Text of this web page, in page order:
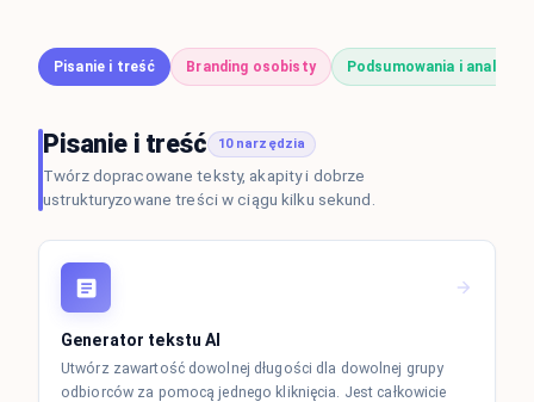
Pisanie i treść Branding osobisty Podsumowania i analizy
Pisanie i treść 10 narzędzia
Twórz dopracowane teksty, akapity i dobrze
ustrukturyzowane treści w ciągu kilku sekund.
Generator tekstu AI
Utwórz zawartość dowolnej długości dla dowolnej grupy
odbiorców za pomocą jednego kliknięcia. Jest całkowicie